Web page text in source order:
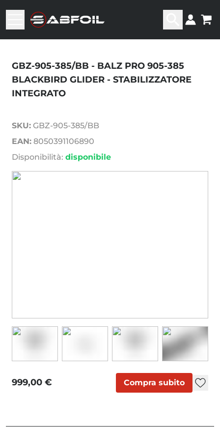
GBZ-905-385/BB - BALZ PRO 905-385
BLACKBIRD GLIDER - STABILIZZATORE
INTEGRATO
SKU: GBZ-905-385/BB
EAN: 8050391106890
Disponibilità: disponibile
999,00 € Compra subito